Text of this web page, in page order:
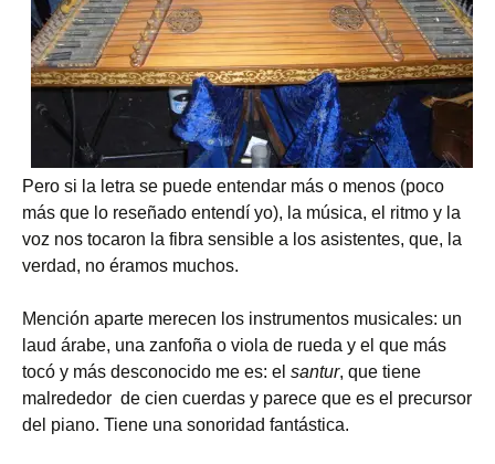
Pero si la letra se puede entendar más o menos (poco
más que lo reseñado entendí yo), la música, el ritmo y la
voz nos tocaron la fibra sensible a los asistentes, que, la
verdad, no éramos muchos.
Mención aparte merecen los instrumentos musicales: un
laud árabe, una zanfoña o viola de rueda y el que más
tocó y más desconocido me es: el santur, que tiene
malrededor de cien cuerdas y parece que es el precursor
del piano. Tiene una sonoridad fantástica.